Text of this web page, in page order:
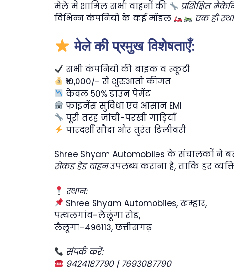
मेले में शामिल सभी वाहनों की प्रशिक्षित
विभिन्न कंपनियों के कई मॉडल
एक ही
मेले की प्रमुख विशेषताएँ:
सभी कंपनियों की बाइक व स्कूटी
₹10,000/- से शुरुआती कीमत
केवल 50% डाउन पेमेंट
फाइनेंस सुविधा एवं आसान EMI
पूरी तरह जांची-परखी गाड़ियाँ
पारदर्शी सौदा और तुरंत डिलीवरी
Shree Shyam Automobiles के संचालकों ने
सेकंड हैंड वाहनउपलब्ध कराना है, ताकि हर
स्थान:
Shree Shyam Automobiles, खम्हार,
पत्थलगांव–लैलूंगा रोड,
लैलूंगा–496113, छत्तीसगढ़
संपर्क करें:
9424187790 | 7693087790